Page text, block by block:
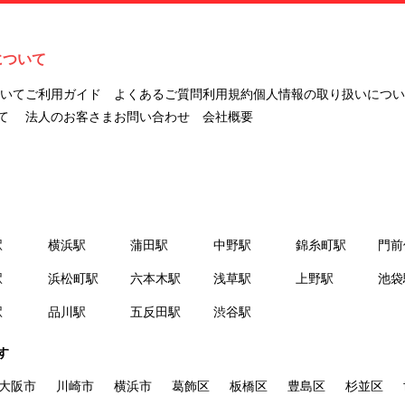
３.「本サイト」とは、当社が運営する本サービスに関するウェブサイ
トを意味します。
４.「物件」とは、本サイトに掲載された賃貸物件を意味します。
す。
７.「本会員制度」とは、会員による本サービスの利用の促進を目的と
８.「本規約等」とは、本規約、マイナビLIVINGご契約にあたり取得す
ョン注文書を意味します。
９.「契約期間開始日」とは、定期建物賃貸借契約（以下「賃貸借契
いて
てご利用ガイド
法人のお客さま
よくあるご質問
お問い合わせ
利用規約
会社概要
個人情報の取り扱いにつ
横浜駅 蒲田駅 中野駅 錦糸町駅 門
浜松町駅 六本木駅 浅草駅 上野駅 池
品川駅 五反田駅 渋谷駅
阪市 川崎市 横浜市 葛飾区 板橋区 豊島区 杉並区